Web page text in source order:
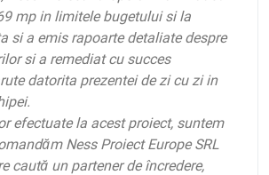
mp in limitele bugetului si la
si a emis rapoarte detaliate despre
si a remediat cu succes
datorita prezentei de zi cu zi in
efectuate la acest proiect, suntem
Ness Proiect Europe SRL
caută un partener de încredere,